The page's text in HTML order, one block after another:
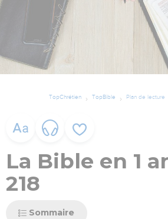
TopChrétien TopBible Plan de lecture
La Bible en 1
218
Sommaire